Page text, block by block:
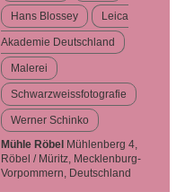
Hans Blossey Leica
Akademie Deutschland
Malerei
Schwarzweissfotografie
Werner Schinko
Mühle Röbel Mühlenberg 4,
Röbel / Müritz, Mecklenburg-
Vorpommern, Deutschland